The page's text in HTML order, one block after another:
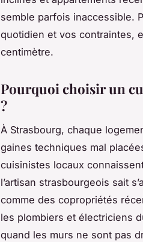
semble parfois inaccessible.
quotidien et vos contraintes,
centimètre.
Pourquoi choisir un
?
À Strasbourg, chaque
gaines techniques mal
cuisinistes locaux
l’artisan strasbourgeois sait
comme des copropriétés
les plombiers et électriciens
quand les murs ne sont pas